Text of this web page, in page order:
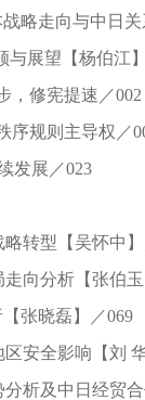
略走向与中日关
展望【杨伯江】
修宪提速／002
规则主导权／
发展／023
转型【吴怀中】
向分析【张伯玉
张晓磊】／069
安全影响【刘
及中日经贸合